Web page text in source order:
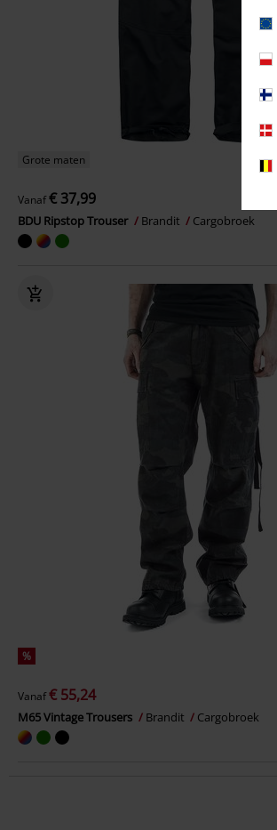
Grote maten
Vanaf€ 37,99
BDU Ripstop Trouser Brandit Cargobroek
%
Vanaf€ 55,24
M65 Vintage Trousers Brandit Cargobroek